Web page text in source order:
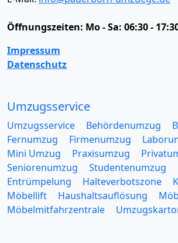
Öffnungszeiten: Mo - Sa: 06:30 -
Impressum
Datenschutz
Umzugsservice
Umzugsservice Behördenumzug
Fernumzug
Firmenumzug
Mini Umzug
Praxisumzug
Seniorenumzug
Studentenumzug
Entrümpelung
Halteverbotszone
Möbellift
Haushaltsauflösung
Möbelmitfahrzentrale